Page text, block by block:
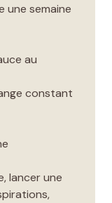
une semaine
au
constant
lancer une